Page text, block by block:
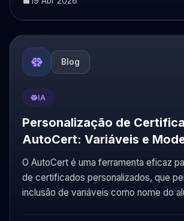
Blog
IA
Personalização de
AutoCert: Variáveis e
O AutoCert é uma ferramenta eficaz
de certificados personalizados, que
inclusão de variáveis como nome do